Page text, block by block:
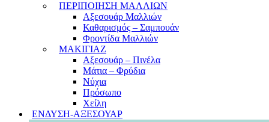
ΠΕΡΙΠΟΙΗΣΗ ΜΑΛΛΙΩΝ
Αξεσουάρ Μαλλιών
Καθαρισμός – Σαμπουάν
Φροντίδα Μαλλιών
ΜΑΚΙΓΙΑΖ
Αξεσουάρ – Πινέλα
Μάτια – Φρύδια
Νύχια
Πρόσωπο
Χείλη
ΕΝΔΥΣΗ-ΑΞΕΣΟΥΑΡ